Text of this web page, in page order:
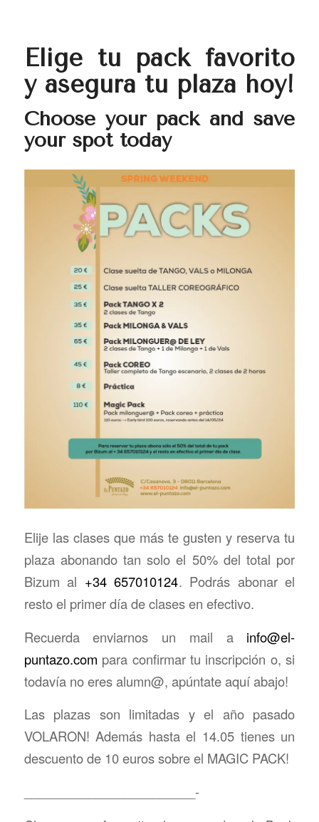
Elige tu pack favorito
y asegura tu plaza hoy!
Choose your pack and save
your spot today
Elije las clases que más te gusten y reserva tu
plaza abonando tan solo el 50% del total por
Bizum al +34 657010124. Podrás abonar el
resto el primer día de clases en efectivo.
Recuerda enviarnos un mail a info@el-
puntazo.com para confirmar tu inscripción o, si
todavía no eres alumn@, apúntate aquí abajo!
Las plazas son limitadas y el año pasado
VOLARON! Además hasta el 14.05 tienes un
descuento de 10 euros sobre el MAGIC PACK!
________________________-